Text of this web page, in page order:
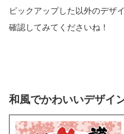
ピックアップした以外のデザ
確認してみてくださいね！
和風でかわいいデザイ